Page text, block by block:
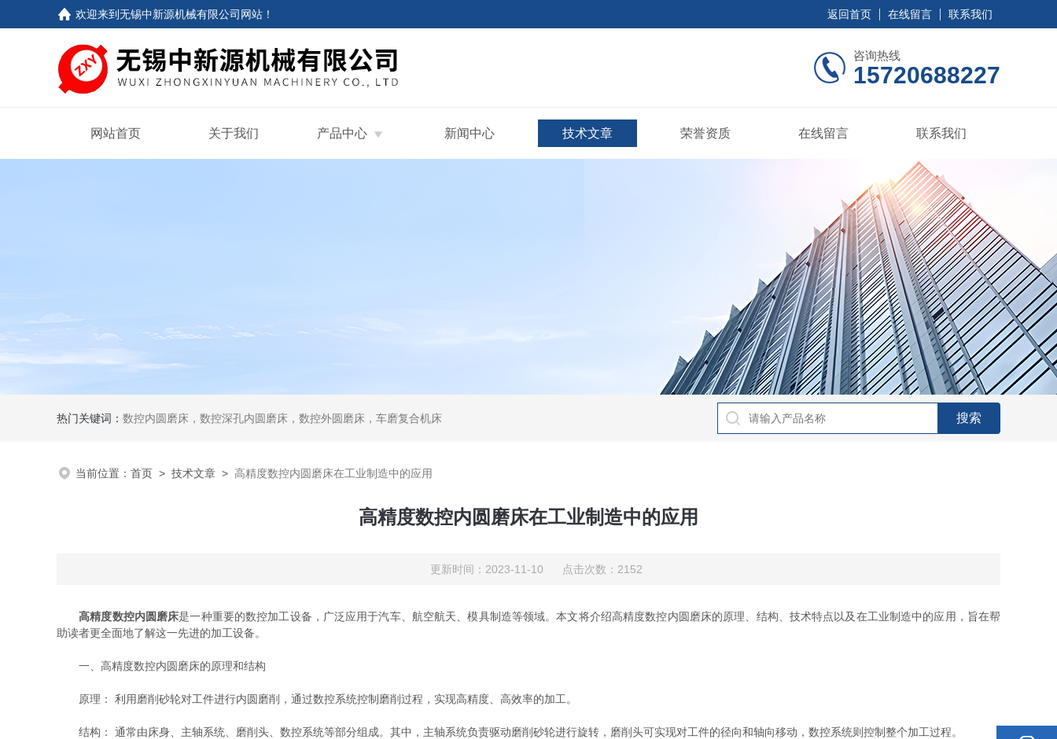
欢迎来到无锡中新源机械有限公司网站 ！ 返回首页 在线留言 联系我们
咨询热线
15720688227
网站首页 关于我们 产品中心 新闻中心 技术文章 荣誉资质 在线留言 联系我们
热门关键词： 数控内圆磨床，数控深孔内圆磨床，数控外圆磨床，车磨复合机床
当前位置： 首页 > 技术文章 > 高精度数控内圆磨床在工业制造中的应用
高精度数控内圆磨床在工业制造中的应用
更新时间：2023-11-10 点击次数：2152
高精度数控内圆磨床是一种重要的数控加工设备，广泛应用于汽车、航空航天、模具制造等领域。本文将介绍高精度数控内圆磨床的原理、结构、技术特点以及在工业制造中的应用，旨在帮
助读者更全面地了解这一先进的加工设备。
一、高精度数控内圆磨床的原理和结构
原理： 利用磨削砂轮对工件进行内圆磨削，通过数控系统控制磨削过程，实现高精度、高效率的加工。
结构： 通常由床身、主轴系统、磨削头、数控系统等部分组成。其中，主轴系统负责驱动磨削砂轮进行旋转，磨削头可实现对工件的径向和轴向移动，数控系统则控制整个加工过程。